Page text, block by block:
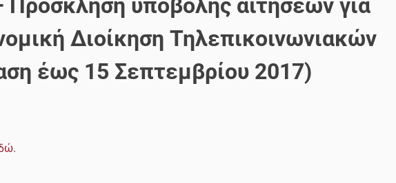
υποβολής αιτήσεων για
Διοίκηση Τηλεπικοινωνιακών
έως 15 Σεπτεμβρίου 2017)
.